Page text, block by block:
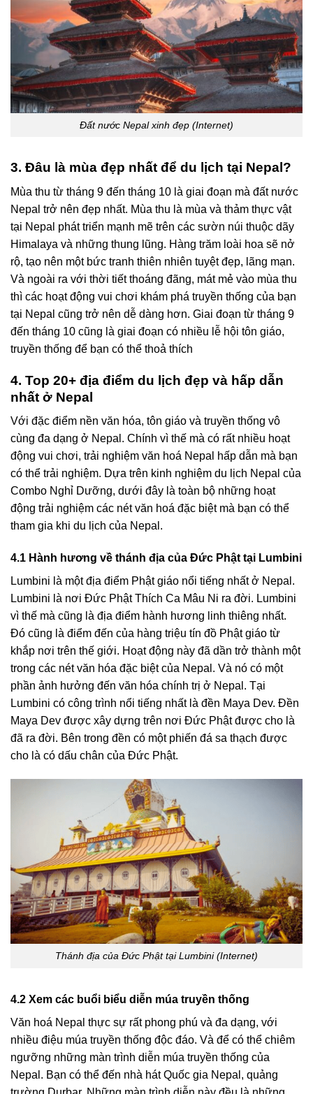
Đất nước Nepal xinh đẹp (Internet)
3. Đâu là mùa đẹp nhất để du lịch tại Nepal?
Mùa thu từ tháng 9 đến tháng 10 là giai đoạn mà đất nước
Nepal trở nên đẹp nhất. Mùa thu là mùa và thảm thực vật
tại Nepal phát triển mạnh mẽ trên các sườn núi thuộc dãy
Himalaya và những thung lũng. Hàng trăm loài hoa sẽ nở
rộ, tạo nên một bức tranh thiên nhiên tuyệt đẹp, lãng mạn.
Và ngoài ra với thời tiết thoáng đãng, mát mẻ vào mùa thu
thì các hoạt động vui chơi khám phá truyền thống của bạn
tại Nepal cũng trở nên dễ dàng hơn. Giai đoạn từ tháng 9
đến tháng 10 cũng là giai đoạn có nhiều lễ hội tôn giáo,
truyền thống để bạn có thể thoả thích
4. Top 20+ địa điểm du lịch đẹp và hấp dẫn
nhất ở Nepal
Với đặc điểm nền văn hóa, tôn giáo và truyền thống vô
cùng đa dạng ở Nepal. Chính vì thế mà có rất nhiều hoạt
động vui chơi, trải nghiệm văn hoá Nepal hấp dẫn mà bạn
có thể trải nghiệm. Dựa trên kinh nghiệm du lịch Nepal của
Combo Nghỉ Dưỡng, dưới đây là toàn bộ những hoạt
động trải nghiệm các nét văn hoá đặc biệt mà bạn có thể
tham gia khi du lịch của Nepal.
4.1 Hành hương về thánh địa của Đức Phật tại Lumbini
Lumbini là một địa điểm Phật giáo nổi tiếng nhất ở Nepal.
Lumbini là nơi Đức Phật Thích Ca Mâu Ni ra đời. Lumbini
vì thế mà cũng là địa điểm hành hương linh thiêng nhất.
Đó cũng là điểm đến của hàng triệu tín đồ Phật giáo từ
khắp nơi trên thế giới. Hoạt động này đã dần trở thành một
trong các nét văn hóa đặc biệt của Nepal. Và nó có một
phần ảnh hưởng đến văn hóa chính trị ở Nepal. Tại
Lumbini có công trình nổi tiếng nhất là đền Maya Dev. Đền
Maya Dev được xây dựng trên nơi Đức Phật được cho là
đã ra đời. Bên trong đền có một phiến đá sa thạch được
cho là có dấu chân của Đức Phật.
Thánh địa của Đức Phật tại Lumbini (Internet)
4.2 Xem các buổi biểu diễn múa truyền thống
Văn hoá Nepal thực sự rất phong phú và đa dạng, với
nhiều điệu múa truyền thống độc đáo. Và để có thể chiêm
ngưỡng những màn trình diễn múa truyền thống của
Nepal. Bạn có thể đến nhà hát Quốc gia Nepal, quảng